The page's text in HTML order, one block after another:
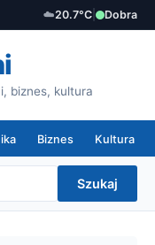
☁️20.7°C Dobra
biznes, kultura
Biznes Kultura
Szukaj